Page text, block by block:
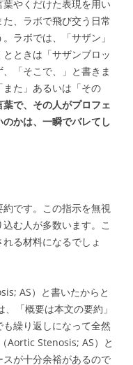
やくだけた表現を用い
、ラボで飛び交う日常
ラボでは、「サザン」
ときは「サザンブロッ
「そこで、」と書きま
た」あるいは「その
葉で、その人がプロフェ
かは、一瞬でバレてし
です。この指示を無視
む人が多数います。こ
る材料になるでしょ
AS）と書いたからと
「概要は本文の要約」
繰り返しになって全然
Aortic Stenosis; AS）と
が十分余裕があるので